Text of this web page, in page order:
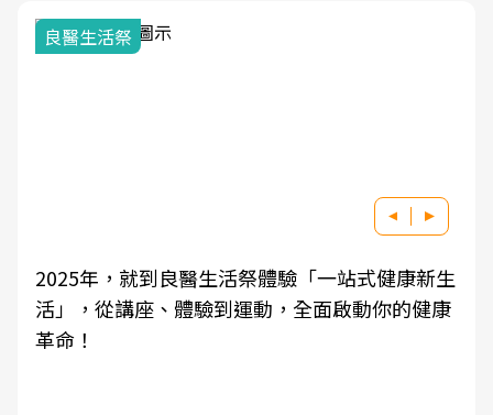
良醫生活祭
2025年，就到良醫生活祭體驗「一站式健康新生
活」，從講座、體驗到運動，全面啟動你的健康
革命！